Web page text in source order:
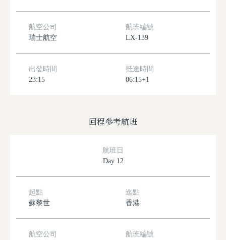
航空公司
瑞士航空
航班編號
LX-139
出發時間
23:15
抵達時間
06:15+1
回程參考航班
航班日
Day 12
起點
蘇黎世
迄點
香港
航空公司
航班編號